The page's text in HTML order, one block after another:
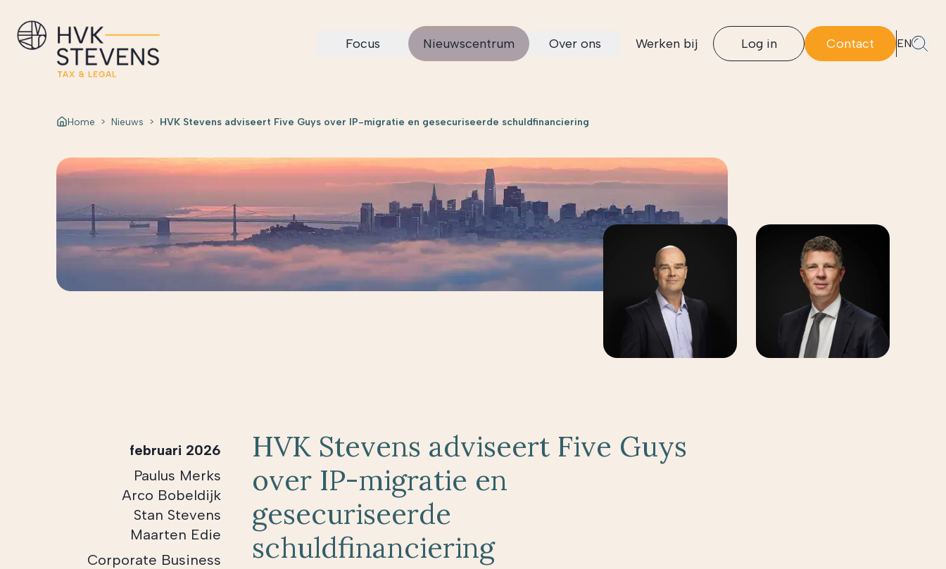
Focus Nieuwscentrum Over ons Werken bij Log in Contact EN
Home > Nieuws > HVK Stevens adviseert Five Guys over IP-migratie en gesecuriseerde schuldfinanciering
HVK Stevens adviseert Five Guys
over IP-migratie en
gesecuriseerde
schuldfinanciering
februari 2026
Paulus Merks
Arco Bobeldijk
Stan Stevens
Maarten Edie
Corporate Business